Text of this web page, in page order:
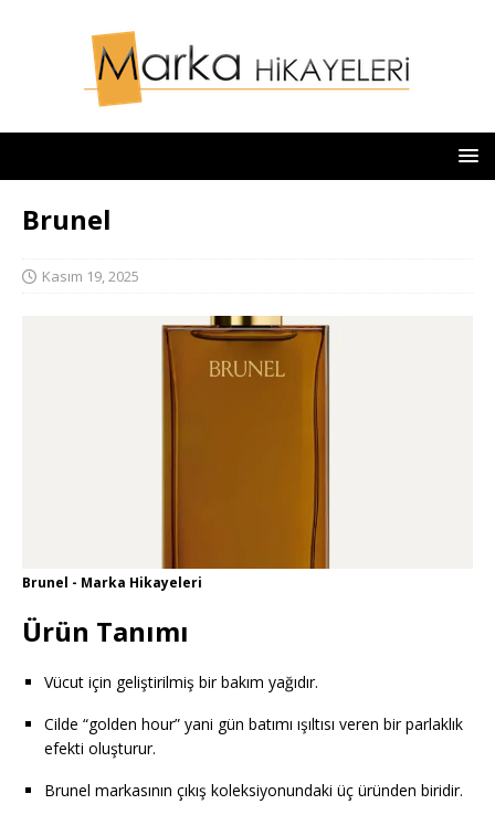
Brunel
Kasım 19, 2025
Brunel - Marka Hikayeleri
Ürün Tanımı
Vücut için geliştirilmiş bir bakım yağıdır.
Cilde “golden hour” yani gün batımı ışıltısı veren bir parlaklık
efekti oluşturur.
Brunel markasının çıkış koleksiyonundaki üç üründen biridir.